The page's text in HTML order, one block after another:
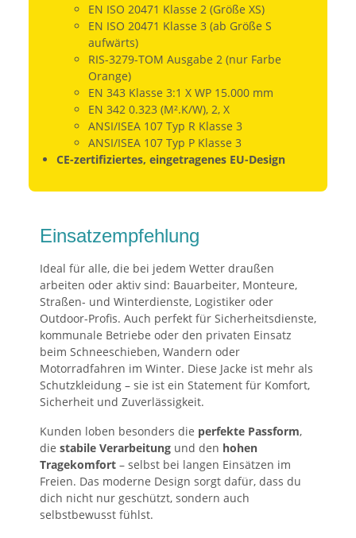
EN ISO 20471 Klasse 2 (Größe XS)
EN ISO 20471 Klasse 3 (ab Größe S
aufwärts)
RIS-3279-TOM Ausgabe 2 (nur Farbe
Orange)
EN 343 Klasse 3:1 X WP 15.000 mm
EN 342 0.323 (M².K/W), 2, X
ANSI/ISEA 107 Typ R Klasse 3
ANSI/ISEA 107 Typ P Klasse 3
CE-zertifiziertes, eingetragenes EU-Design
Einsatzempfehlung
Ideal für alle, die bei jedem Wetter draußen
arbeiten oder aktiv sind: Bauarbeiter, Monteure,
Straßen- und Winterdienste, Logistiker oder
Outdoor-Profis. Auch perfekt für Sicherheitsdienste,
kommunale Betriebe oder den privaten Einsatz
beim Schneeschieben, Wandern oder
Motorradfahren im Winter. Diese Jacke ist mehr als
Schutzkleidung – sie ist ein Statement für Komfort,
Sicherheit und Zuverlässigkeit.
Kunden loben besonders die perfekte Passform,
die stabile Verarbeitung und den hohen
Tragekomfort – selbst bei langen Einsätzen im
Freien. Das moderne Design sorgt dafür, dass du
dich nicht nur geschützt, sondern auch
selbstbewusst fühlst.